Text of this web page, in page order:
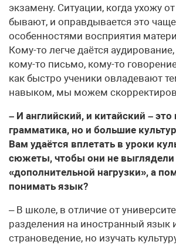
экзамену. Ситуации, когда ухожу
бывают, и оправдывается это чаще
особенностями восприятия
Кому-то легче даётся
кому-то письмо, кому-то
как быстро ученики овладевают
навыком, мы можем
– И английский, и китайский – это
грамматика, но и большие
Вам удаётся вплетать в уроки
сюжеты, чтобы они не
«дополнительной нагрузки», а
понимать язык?
– В школе, в отличие от
разделения на иностранный язык
страноведение, но изучать